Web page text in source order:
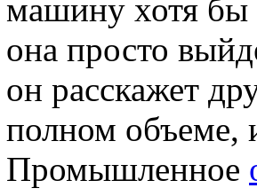
машину хотя бы
она просто
он расскажет
полном объеме,
Промышленное